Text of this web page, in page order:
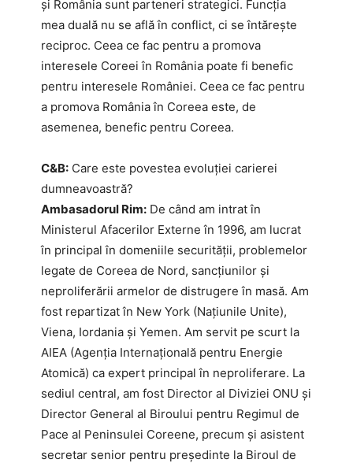
și România sunt parteneri strategici. Funcția
mea duală nu se află în conflict, ci se întărește
reciproc. Ceea ce fac pentru a promova
interesele Coreei în România poate fi benefic
pentru interesele României. Ceea ce fac pentru
a promova România în Coreea este, de
asemenea, benefic pentru Coreea.
C&B: Care este povestea evoluției carierei
dumneavoastră?
Ambasadorul Rim: De când am intrat în
Ministerul Afacerilor Externe în 1996, am lucrat
în principal în domeniile securității, problemelor
legate de Coreea de Nord, sancțiunilor și
neproliferării armelor de distrugere în masă. Am
fost repartizat în New York (Națiunile Unite),
Viena, Iordania și Yemen. Am servit pe scurt la
AIEA (Agenția Internațională pentru Energie
Atomică) ca expert principal în neproliferare. La
sediul central, am fost Director al Diviziei ONU și
Director General al Biroului pentru Regimul de
Pace al Peninsulei Coreene, precum și asistent
secretar senior pentru președinte la Biroul de